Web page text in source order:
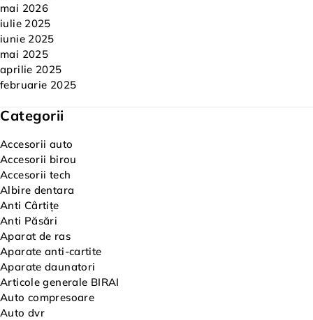
mai 2026
iulie 2025
iunie 2025
mai 2025
aprilie 2025
februarie 2025
Categorii
Accesorii auto
Accesorii birou
Accesorii tech
Albire dentara
Anti Cârtițe
Anti Păsări
Aparat de ras
Aparate anti-cartite
Aparate daunatori
Articole generale BIRAI
Auto compresoare
Auto dvr